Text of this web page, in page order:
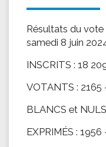
Résultats du
samedi 8 juin
INSCRITS : 18
VOTANTS : 2165
BLANCS et
EXPRIMÉS :